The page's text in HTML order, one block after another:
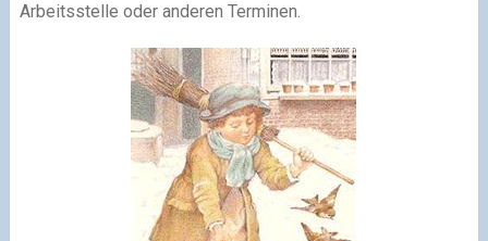
Arbeitsstelle oder anderen Terminen.